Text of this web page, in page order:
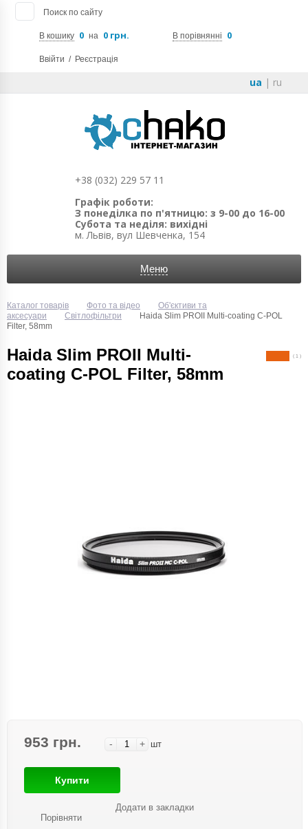
Поиск по сайту
В кошику 0 на 0 грн. В порівнянні 0
Ввійти / Реєстрація
ua | ru
+38 (032) 229 57 11
Графік роботи:
З понеділка по п'ятницю: з 9-00 до 16-00
Субота та неділя: вихідні
м. Львів, вул Шевченка, 154
Меню
Каталог товарів Фото та відео
Об'єктиви та
аксесуари
Світлофільтри
Haida Slim PROII Multi-coating C-POL
Filter, 58mm
Haida Slim PROII Multi-
coating C-POL Filter, 58mm
( 1 )
953 грн. - + шт
Купити
Порівняти
Додати в закладки